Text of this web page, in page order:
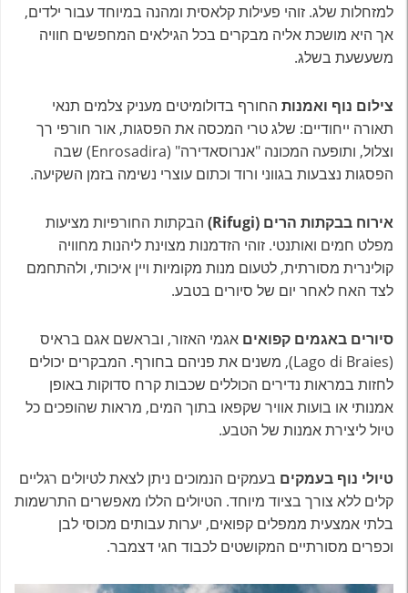
למזחלות שלג. זוהי פעילות קלאסית ומהנה במיוחד עבור ילדים,
אך היא מושכת אליה מבקרים בכל הגילאים המחפשים חוויה
משעשעת בשלג.
צילום נוף ואמנות החורף בדולומיטים מעניק צלמים תנאי
תאורה ייחודיים: שלג טרי המכסה את הפסגות, אור חורפי רך
וצלול, ותופעה המכונה "אנרוסאדירה" (Enrosadira) שבה
הפסגות נצבעות בגווני ורוד וכתום עוצרי נשימה בזמן השקיעה.
אירוח בבקתות הרים (Rifugi)
הבקתות החורפיות מציעות
מפלט חמים ואותנטי. זוהי הזדמנות מצוינת ליהנות מחוויה
קולינרית מסורתית, לטעום מנות מקומיות ויין איכותי, ולהתחמם
לצד האח לאחר יום של סיורים בטבע.
סיורים באגמים קפואים אגמי האזור, ובראשם אגם בראיס
(Lago di Braies), משנים את פניהם בחורף. המבקרים יכולים
לחזות במראות נדירים הכוללים שכבות קרח סדוקות באופן
אמנותי או בועות אוויר שקפאו בתוך המים, מראות שהופכים כל
טיול ליצירת אמנות של הטבע.
טיולי נוף בעמקים בעמקים הנמוכים ניתן לצאת לטיולים רגליים
קלים ללא צורך בציוד מיוחד. הטיולים הללו מאפשרים התרשמות
בלתי אמצעית ממפלים קפואים, יערות עבותים מכוסי לבן
וכפרים מסורתיים המקושטים לכבוד חגי דצמבר.